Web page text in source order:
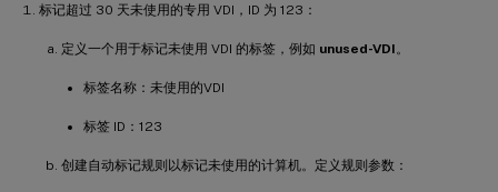
标记超过 30 天未使用的专用 VDI，ID 为 123：
定义一个用于标记未使用 VDI 的标签，例如 unused-VDI 。
标签名称：未使用的VDI
标签 ID：123
创建自动标记规则以标记未使用的计算机。定义规则参数：